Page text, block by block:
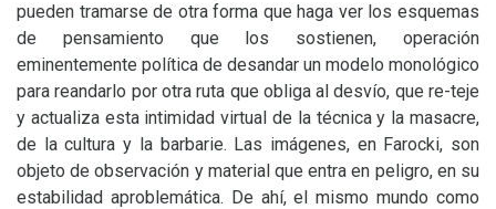
pueden tramarse de otra forma que haga ver los esquemas
de pensamiento que los sostienen, operación
eminentemente política de desandar un modelo monológico
para reandarlo por otra ruta que obliga al desvío, que re-teje
y actualiza esta intimidad virtual de la técnica y la masacre,
de la cultura y la barbarie. Las imágenes, en Farocki, son
objeto de observación y material que entra en peligro, en su
estabilidad aproblemática. De ahí, el mismo mundo como